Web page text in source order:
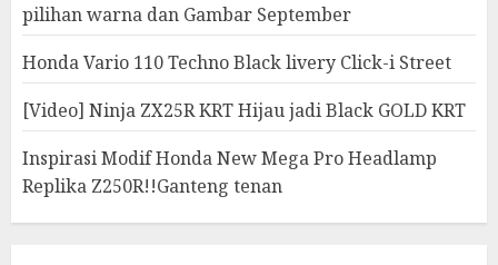
pilihan warna dan Gambar September
Honda Vario 110 Techno Black livery Click-i Street
[Video] Ninja ZX25R KRT Hijau jadi Black GOLD KRT
Inspirasi Modif Honda New Mega Pro Headlamp
Replika Z250R!!Ganteng tenan